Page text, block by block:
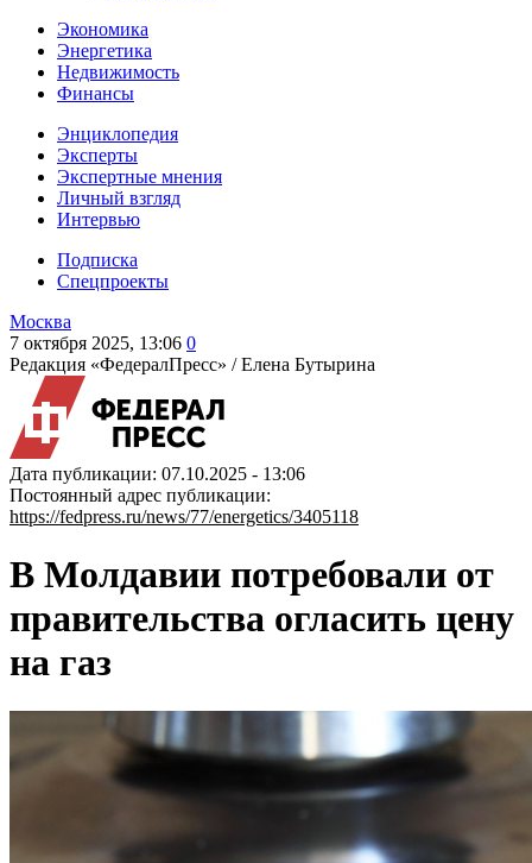
Экономика
Энергетика
Недвижимость
Финансы
Энциклопедия
Эксперты
Экспертные мнения
Личный взгляд
Интервью
Подписка
Спецпроекты
Москва
7 октября 2025, 13:06 0
Редакция «ФедералПресс» /Елена Бутырина
Дата публикации: 07.10.2025 - 13:06
Постоянный адрес публикации:
https://fedpress.ru/news/77/energetics/3405118
В Молдавии потребовали от
правительства огласить цену
на газ